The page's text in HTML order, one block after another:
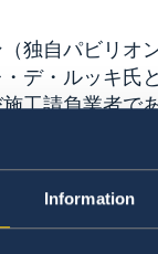
Information
独自パビリオ
デ・ルッキ氏
工請負業者で
した。
来社会のデザイ
で作られ、閉幕